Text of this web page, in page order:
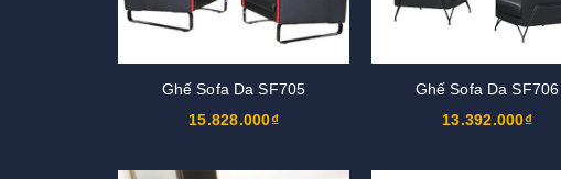
Ghế Sofa Da SF705
15.828.000₫
Ghế Sofa Da SF706
13.392.000₫